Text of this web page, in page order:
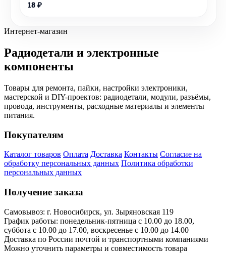
18 ₽
Интернет-магазин
Радиодетали и электронные
компоненты
Товары для ремонта, пайки, настройки электроники,
мастерской и DIY-проектов: радиодетали, модули, разъёмы,
провода, инструменты, расходные материалы и элементы
питания.
Покупателям
Каталог товаров Оплата Доставка Контакты Согласие на
обработку персональных данных Политика обработки
персональных данных
Получение заказа
Самовывоз: г. Новосибирск, ул. Зыряновская 119
График работы: понедельник-пятница с 10.00 до 18.00,
суббота с 10.00 до 17.00, воскресенье с 10.00 до 14.00
Доставка по России почтой и транспортными компаниями
Можно уточнить параметры и совместимость товара